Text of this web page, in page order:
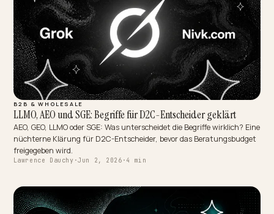
MULTIMODAL & VOICE SEARCH
Seizoensgebonden AEO: je schema per seizoen aanpassen
AI-antwoorden gebruiken actuele data, dus je schema moet
meebewegen met het seizoen. Zo houd je beschikbaarheid, prijzen
seizoenscontext citeerbaar bij piekvraag.
Lawrence Dauchy· Jun 3, 2026·4 min